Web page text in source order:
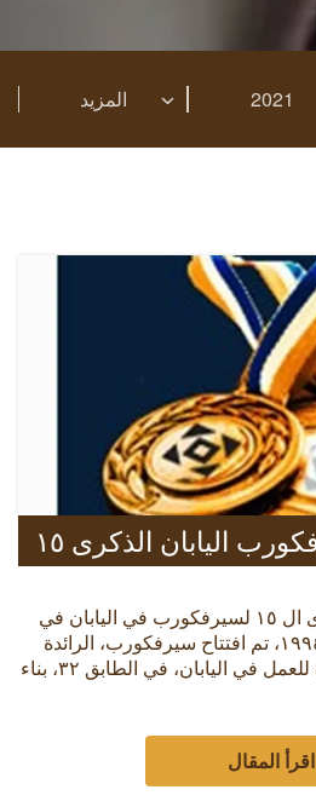
2021 المزيد
مبروك! تم الاحتفال بالذكرى ال ١٥ لسيرفكورب في اليابان في
١٩ سبتمبر ٢٠٠٩.في عام ١٩٩٤، تم افتتاح سيرفكورب، الرائدة
في مجال المكاتب المجهزة للعمل في اليابان، في الطابق ٣٢، بناء
اقرأ المقال